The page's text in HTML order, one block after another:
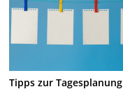
Tipps zur Tagesplanung